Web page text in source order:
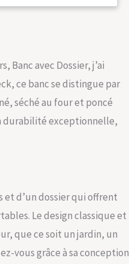
finement poncé avec
Banc avec Dossier, j’ai
ce banc se distingue par
séché au four et poncé
durabilité exceptionnelle,
et d’un dossier qui offrent
Le design classique et
que ce soit un jardin, un
vous grâce à sa conception